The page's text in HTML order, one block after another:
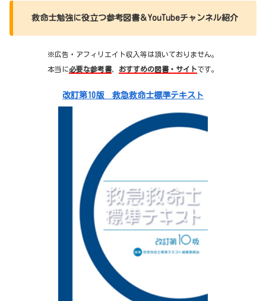
救命士勉強に役立つ参考図書＆YouTubeチャンネル紹介
※広告・アフィリエイト収入等は頂いておりません。
本当に必要な参考書， おすすめの図書・サイトです。
改訂第10版 救急救命士標準テキスト